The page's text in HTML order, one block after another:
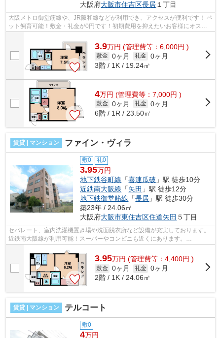
大阪府大阪市住吉区長居 １丁目
大阪メトロ御堂筋線や、JR阪和線などが利用でき、アクセスが便利です！ ペ
ット飼育可能！敷金・礼金が0円です！初期費用を抑えたいお客様にオスス
3.9万円 (管理費等：6,000円 )
敷金 0ヶ月 礼金 0ヶ月
3階 / 1K / 19.24㎡
4万円 (管理費等：7,000円 )
敷金 0ヶ月 礼金 0ヶ月
6階 / 1R / 23.50㎡
賃貸 | マンション ファイン・ヴィラ
敷0 礼0
3.95万円
地下鉄谷町線 「喜連瓜破 」駅 徒歩10分
近鉄南大阪線 「矢田 」駅 徒歩12分
地下鉄御堂筋線 「長居 」駅 徒歩30分
築23年 / 24.06㎡
大阪府大阪市東住吉区住道矢田 ５丁目
セパレート、室内洗濯機置き場や洗面脱衣所など設備が充実しております。
近鉄南大阪線が利用可能！スーパーやコンビニも近くにあります。
■□■□■□■□■□■□■□■□■□■□■□■□■□■□■□■□■□■□■□■...
3.95万円 (管理費等：4,400円 )
敷金 0ヶ月 礼金 0ヶ月
2階 / 1K / 24.06㎡
賃貸 | マンション テルコート
敷0
4万円